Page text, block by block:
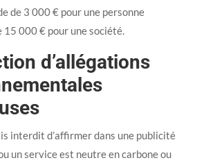
de 3 000 € pour une personne
15 000 € pour une société.
d’allégations
interdit d’affirmer dans une publicité
un service est neutre en carbone ou